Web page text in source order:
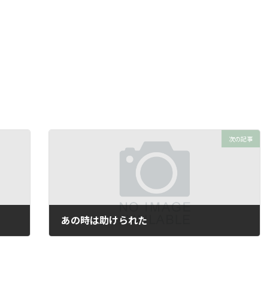
次の記事
あの時は助けられた